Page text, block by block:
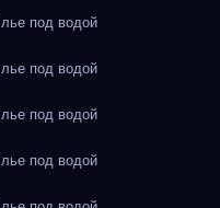
под водой
под водой
под водой
под водой